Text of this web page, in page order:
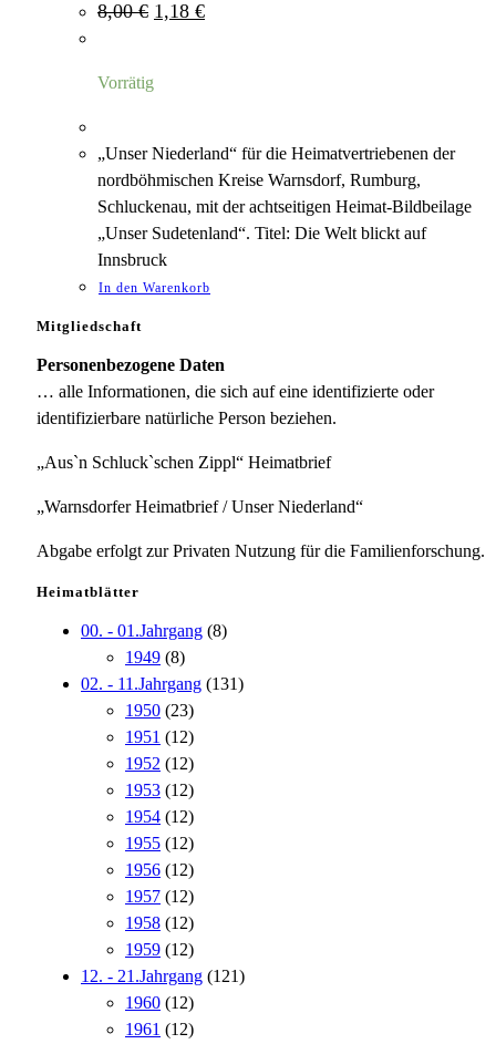
8,00€ Ursprünglicher
Preis
1,18 €Aktueller
Preis
Vorrätig
„Unser Niederland“ für die Heimatvertriebenen der
nordböhmischen Kreise Warnsdorf, Rumburg,
Schluckenau, mit der achtseitigen Heimat-Bildbeilage
„Unser Sudetenland“. Titel: Die Welt blickt auf
Innsbruck
In den Warenkorb
Mitgliedschaft
Personenbezogene Daten
… alle Informationen, die sich auf eine identifizierte oder
identifizierbare natürliche Person beziehen.
„Aus`n Schluck`schen Zippl“ Heimatbrief
„Warnsdorfer Heimatbrief / Unser Niederland“
Abgabe erfolgt zur Privaten Nutzung für die Familienforschung.
Heimatblätter
00. - 01.Jahrgang (8)
1949 (8)
02. - 11.Jahrgang (131)
1950 (23)
1951 (12)
1952 (12)
1953 (12)
1954 (12)
1955 (12)
1956 (12)
1957 (12)
1958 (12)
1959 (12)
12. - 21.Jahrgang (121)
1960 (12)
1961 (12)